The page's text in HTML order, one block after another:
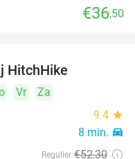
€36,50
HitchHike
Vr
Za
9.4 star
8 min. directions_car
Regulier €52,30